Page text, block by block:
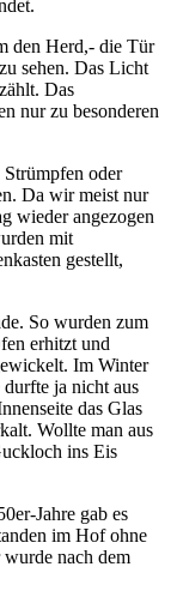
den Herd,- die Tür
sehen. Das Licht
Das
nur zu besonderen
Strümpfen oder
Da wir meist nur
wieder angezogen
mit
gestellt,
So wurden zum
erhitzt und
Im Winter
ja nicht aus
das Glas
Wollte man aus
ins Eis
Jahre gab es
im Hof ohne
nach dem